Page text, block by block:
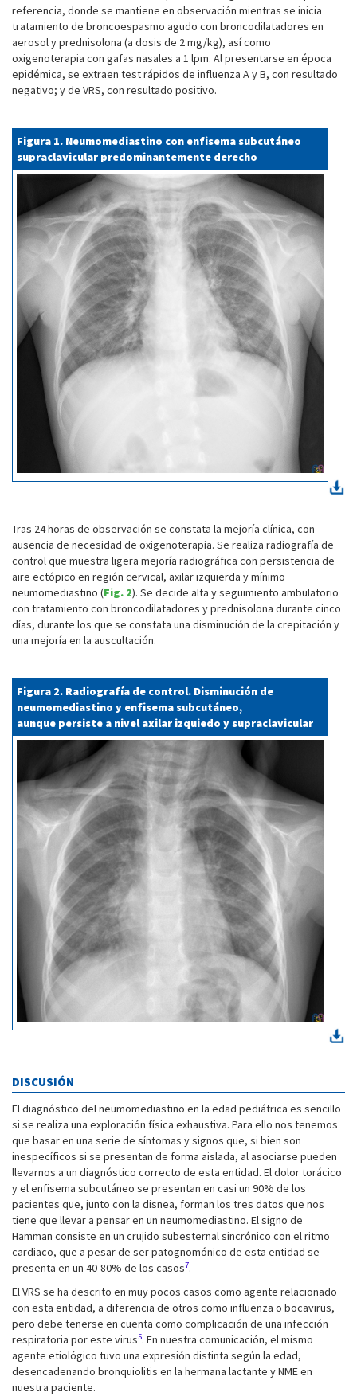
referencia, donde se mantiene en observación mientras se inicia
tratamiento de broncoespasmo agudo con broncodilatadores en
aerosol y prednisolona (a dosis de 2 mg/kg), así como
oxigenoterapia con gafas nasales a 1 lpm. Al presentarse en época
epidémica, se extraen test rápidos de influenza A y B, con resultado
negativo; y de VRS, con resultado positivo.
Figura 1. Neumomediastino con enfisema subcutáneo
supraclavicular predominantemente derecho
Tras 24 horas de observación se constata la mejoría clínica, con
ausencia de necesidad de oxigenoterapia. Se realiza radiografía de
control que muestra ligera mejoría radiográfica con persistencia de
aire ectópico en región cervical, axilar izquierda y mínimo
neumomediastino (Fig. 2). Se decide alta y seguimiento ambulatorio
con tratamiento con broncodilatadores y prednisolona durante cinco
días, durante los que se constata una disminución de la crepitación y
una mejoría en la auscultación.
Figura 2. Radiografía de control. Disminución de
neumomediastino y enfisema subcutáneo,
aunque persiste a nivel axilar izquiedo y supraclavicular
DISCUSIÓN
El diagnóstico del neumomediastino en la edad pediátrica es sencillo
si se realiza una exploración física exhaustiva. Para ello nos tenemos
que basar en una serie de síntomas y signos que, si bien son
inespecíficos si se presentan de forma aislada, al asociarse pueden
llevarnos a un diagnóstico correcto de esta entidad. El dolor torácico
y el enfisema subcutáneo se presentan en casi un 90% de los
pacientes que, junto con la disnea, forman los tres datos que nos
tiene que llevar a pensar en un neumomediastino. El signo de
Hamman consiste en un crujido subesternal sincrónico con el ritmo
cardiaco, que a pesar de ser patognomónico de esta entidad se
presenta en un 40-80% de los casos7.
El VRS se ha descrito en muy pocos casos como agente relacionado
con esta entidad, a diferencia de otros como influenza o bocavirus,
pero debe tenerse en cuenta como complicación de una infección
respiratoria por este virus5. En nuestra comunicación, el mismo
agente etiológico tuvo una expresión distinta según la edad,
desencadenando bronquiolitis en la hermana lactante y NME en
nuestra paciente.